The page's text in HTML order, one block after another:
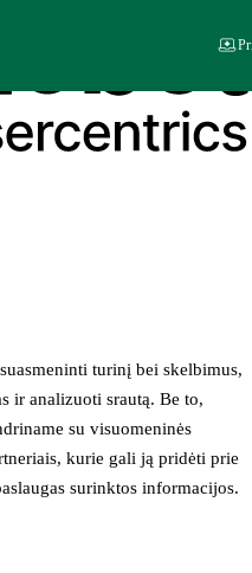
turinį bei skelbimus,
ir analizuoti srautą. Be to,
su visuomeninės
kurie gali ją pridėti prie
surinktos informacijos.